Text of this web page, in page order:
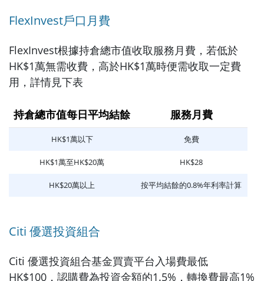
FlexInvest戶口月費
FlexInvest根據持倉總市值收取服務月費，若低於
HK$1萬無需收費，高於HK$1萬時便需收取一定費
用，詳情見下表
持倉總市值每日平均結餘 服務月費
HK$1萬以下 免費
HK$1萬至HK$20萬 HK$28
HK$20萬以上 按平均結餘的0.8%年利率計算
Citi 優選投資組合
Citi 優選投資組合基金買賣平台入場費最低
HK$100，認購費為投資金額的1.5%，轉換費最高1%